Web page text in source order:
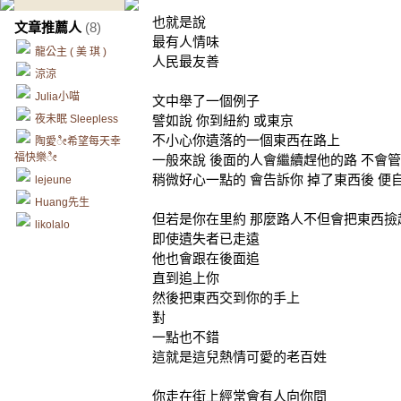
文章推薦人 (8)
龍公主 ( 美 琪 )
涼涼
Julia小喵
夜未眠 Sleepless
陶愛ೀ希望每天幸
福快樂ೀ
lejeune
Huang先生
likolalo
也就是說
最有人情味
人民最友善
文中舉了一個例子
譬如說 你到紐約 或東京
不小心你遺落的一個東西在路上
一般來說 後面的人會繼續趕他的路 不會
稍微好心一點的 會告訴你 掉了東西後 便
但若是你在里約 那麼路人不但會把東西撿
即使遺失者已走遠
他也會跟在後面追
直到追上你
然後把東西交到你的手上
對
一點也不錯
這就是這兒熱情可愛的老百姓
你走在街上經常會有人向你問